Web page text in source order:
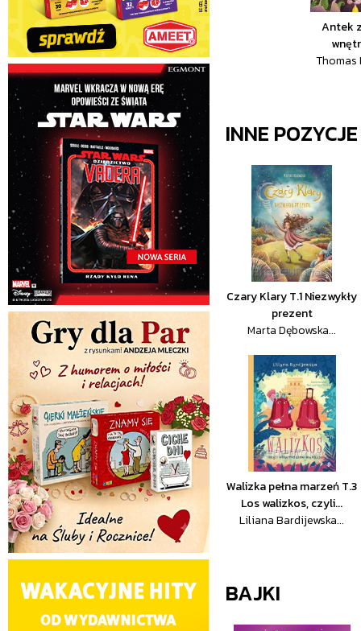
Antek
Thomas
INNE
Czary Klary T.1 Niezwykły
prezent
Marta Dębowska...
Walizka pełna marzeń T.3
Los walizkos, czyli...
Liliana Bardijewska...
BAJKI